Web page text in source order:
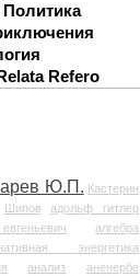
Политика
Refero
Ю.П. Кастерин
Шипов
адольф гитлер
алгебра
энергетика
анализ аненербе